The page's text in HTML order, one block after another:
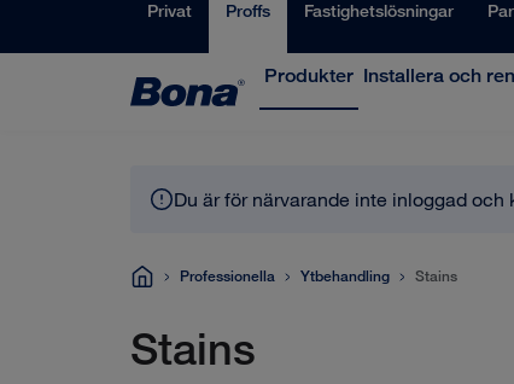
Privat Proffs Fastighetslösningar
Produkter Installera och
Du är för närvarande inte inloggad
Professionella Ytbehandling Stains
Stains